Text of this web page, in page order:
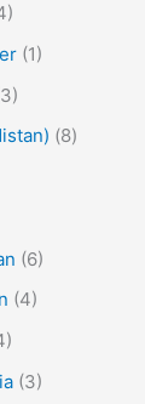
(1)
(8)
(6)
(4)
(3)